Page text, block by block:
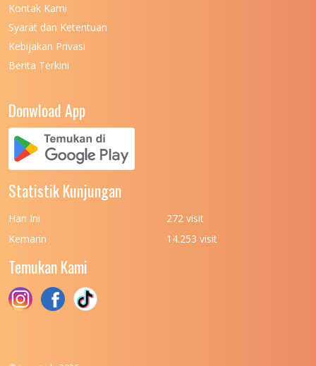
UNIVERSITAS NEGERI MANADO
UNIVERSITAS NEGERI MEDAN
UNIVERSITAS NEGERI PADANG
UNIVERSITAS NUSA CENDANA
UNIVERSITAS PADJADJARAN
UNIVERSITAS PATTIMURA
(UPN) VETERAN JAKARTA
UNIVERSITAS PEMBANGUNAN NASIONAL
(UPN) VETERAN JAWA TIMUR
UNIVERSITAS PEMBANGUNAN NASIONAL
Kontak Kami
Syarat dan Ketentuan
Kebijakan Privasi
Berita Terkini
Donwload App
Statistik Kunjungan
Hari Ini
272 visit
Kemarin
14.253 visit
Temukan Kami